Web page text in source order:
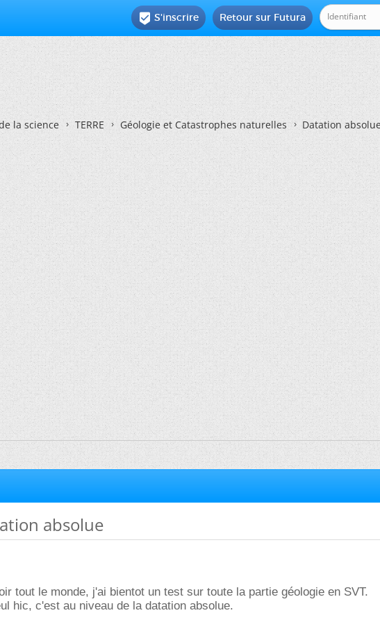
Retour sur Futura
 S'inscrire
la science TERRE Géologie et Catastrophes naturelles Datation
absolue
tout le monde, j'ai bientot un test sur toute la partie géologie en SVT.
hic, c'est au niveau de la datation absolue.